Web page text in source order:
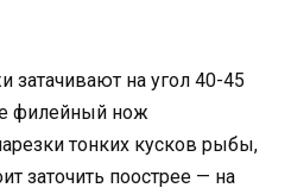
на угол 40-45
филейный нож
тонких кусков рыбы,
заточить поострее — на